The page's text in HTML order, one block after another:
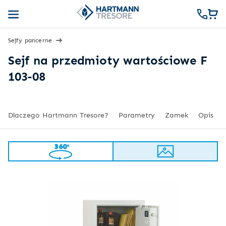
Sejfy pancerne
Sejf na przedmioty wartościowe F
103-08
360
Dlaczego Hartmann Tresore? Parametry Zamek Opis